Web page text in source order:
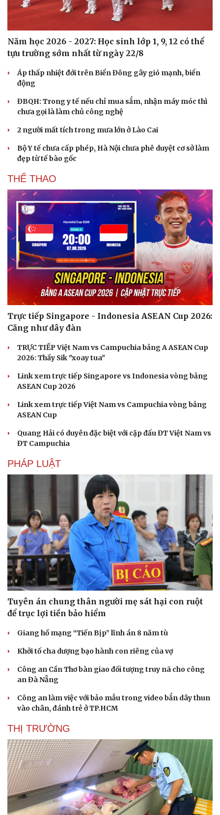
Sức khỏe
Dinh dưỡng - món ngon
Sản phụ khoa
Nhi khoa
Nam khoa
Làm đẹp - giảm cân
Phòng mạch online
Ăn sạch sống khỏe
Đời sống
Tình yêu - Gia đình
Năm học 2026 - 2027: Học sinh lớp 1, 9, 12 có thể
tựu trường sớm nhất từ ngày 22/8
Áp thấp nhiệt đới trên Biển Đông gây gió mạnh, biển
động
ĐBQH: Trong y tế nếu chỉ mua sắm, nhận máy móc thì
chưa gọi là làm chủ công nghệ
2 người mất tích trong mưa lớn ở Lào Cai
Bộ Y tế chưa cấp phép, Hà Nội chưa phê duyệt cơ sở làm
đẹp từ tế bào gốc
THỂ THAO
Trực tiếp Singapore - Indonesia ASEAN Cup 2026:
Căng như dây đàn
TRỰC TIẾP Việt Nam vs Campuchia bảng A ASEAN Cup
2026: Thầy Sik "xoay tua"
Link xem trực tiếp Singapore vs Indonesia vòng bảng
ASEAN Cup 2026
Link xem trực tiếp Việt Nam vs Campuchia vòng bảng
ASEAN Cup
Quang Hải có duyên đặc biệt với cặp đấu ĐT Việt Nam vs
ĐT Campuchia
PHÁP LUẬT
Tuyên án chung thân người mẹ sát hại con ruột
để trục lợi tiền bảo hiểm
Giang hồ mạng “Tiến Bịp” lĩnh án 8 năm tù
Khởi tố cha dượng bạo hành con riêng của vợ
Công an Cần Thơ bàn giao đối tượng truy nã cho công
an Đà Nẵng
Công an làm việc với bảo mẫu trong video bắn dây thun
vào chân, đánh trẻ ở TP.HCM
THỊ TRƯỜNG